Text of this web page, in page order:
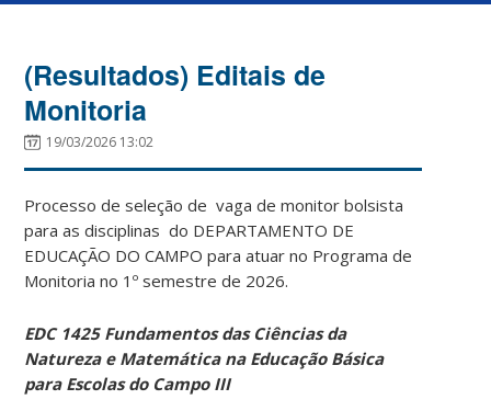
(Resultados) Editais de
Monitoria
19/03/2026 13:02
Processo de seleção de vaga de monitor bolsista
para as disciplinas do DEPARTAMENTO DE
EDUCAÇÃO DO CAMPO para atuar no Programa de
Monitoria no 1º semestre de 2026.
EDC 1425 Fundamentos das Ciências da
Natureza e Matemática na Educação Básica
para Escolas do Campo III